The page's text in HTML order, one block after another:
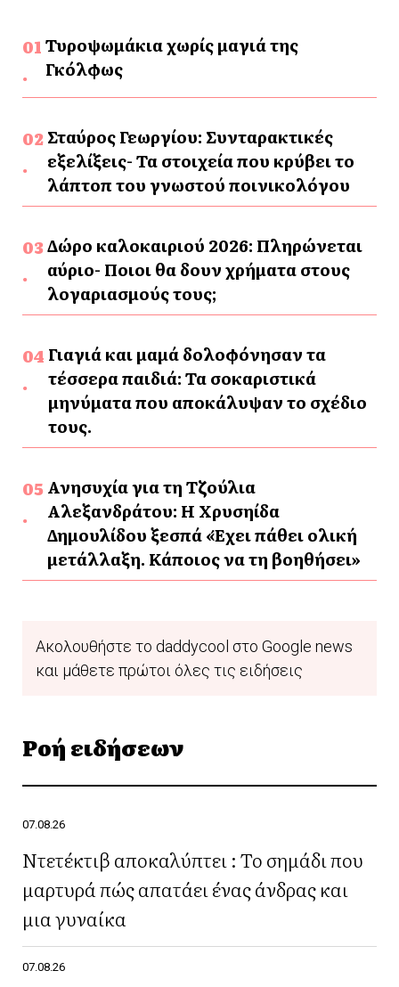
Τυροψωμάκια χωρίς μαγιά της
Γκόλφως
Σταύρος Γεωργίου: Συνταρακτικές
εξελίξεις- Τα στοιχεία που κρύβει το
λάπτοπ του γνωστού ποινικολόγου
Δώρο καλοκαιριού 2026: Πληρώνεται
αύριο- Ποιοι θα δουν χρήματα στους
λογαριασμούς τους;
Γιαγιά και μαμά δολοφόνησαν τα
τέσσερα παιδιά: Τα σοκαριστικά
μηνύματα που αποκάλυψαν το σχέδιο
τους.
Ανησυχία για τη Τζούλια
Αλεξανδράτου: Η Χρυσηίδα
Δημουλίδου ξεσπά «Έχει πάθει ολική
μετάλλαξη. Κάποιος να τη βοηθήσει»
Ακολουθήστε το daddycool στο Google news
και μάθετε πρώτοι όλες τις ειδήσεις
Ροή ειδήσεων
07.08.26
Ντετέκτιβ αποκαλύπτει : Το σημάδι που
μαρτυρά πώς απατάει ένας άνδρας και
μια γυναίκα
07.08.26